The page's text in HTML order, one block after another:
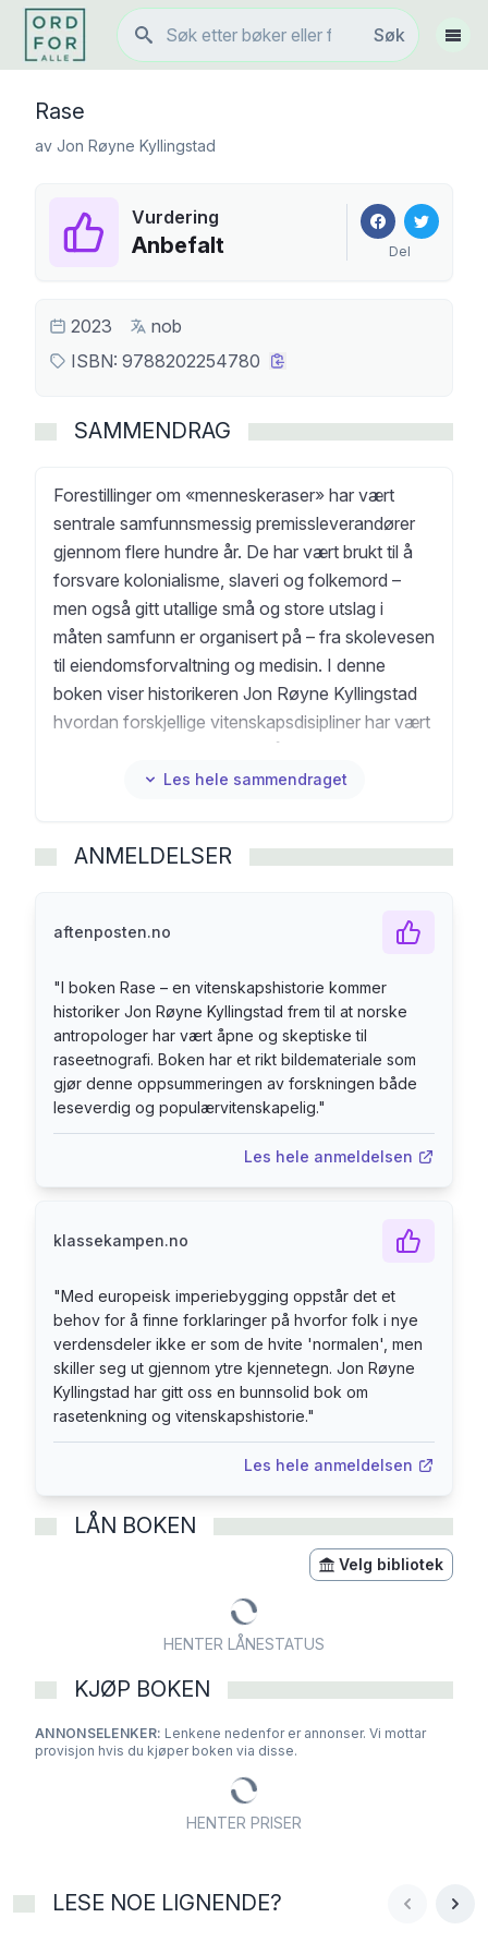
Søk
Søk
Vis
Rase
av Jon Røyne Kyllingstad
Vurdering
Anbefalt Del
2023
nob
ISBN: 9788202254780
SAMMENDRAG
Forestillinger om «menneskeraser» har vært
sentrale samfunnsmessig premissleverandører
gjennom flere hundre år. De har vært brukt til å
forsvare kolonialisme, slaveri og folkemord –
men også gitt utallige små og store utslag i
måten samfunn er organisert på – fra skolevesen
til eiendomsforvaltning og medisin. I denne
boken viser historikeren Jon Røyne Kyllingstad
hvordan forskjellige vitenskapsdisipliner har vært
forklare et biologisk hierarki der mennesker av
fordommer, ideologier, politikkutforming,
Tenkemåter, ideologier, kunnskaper og ideer,
landegrenser.» Også i norsk vitenskapshistorie
finnes det tunge innslag av rasetenkning, en ofte
oversett del av vår akademiske arv som her
trekkes frem i lyset. Med imponerende faglig
bredde fører forfatteren leseren gjennom et
mangefasettert historisk landskap, og viser i
tekst og bilder hvordan rasetenkningen har
Les hele sammendraget
ANMELDELSER
aftenposten.no
"I boken Rase – en vitenskapshistorie kommer
historiker Jon Røyne Kyllingstad frem til at norske
antropologer har vært åpne og skeptiske til
raseetnografi. Boken har et rikt bildemateriale som
gjør denne oppsummeringen av forskningen både
leseverdig og populærvitenskapelig."
Les hele anmeldelsen
klassekampen.no
"Med europeisk imperiebygging oppstår det et
behov for å finne forklaringer på hvorfor folk i nye
verdensdeler ikke er som de hvite 'normalen', men
skiller seg ut gjennom ytre kjennetegn. Jon Røyne
Kyllingstad har gitt oss en bunnsolid bok om
rasetenkning og vitenskapshistorie."
Les hele anmeldelsen
LÅN BOKEN
Velg bibliotek
HENTER LÅNESTATUS
KJØP BOKEN
ANNONSELENKER: Lenkene nedenfor er annonser. Vi mottar
provisjon hvis du kjøper boken via disse.
HENTER PRISER
LESE NOE LIGNENDE?